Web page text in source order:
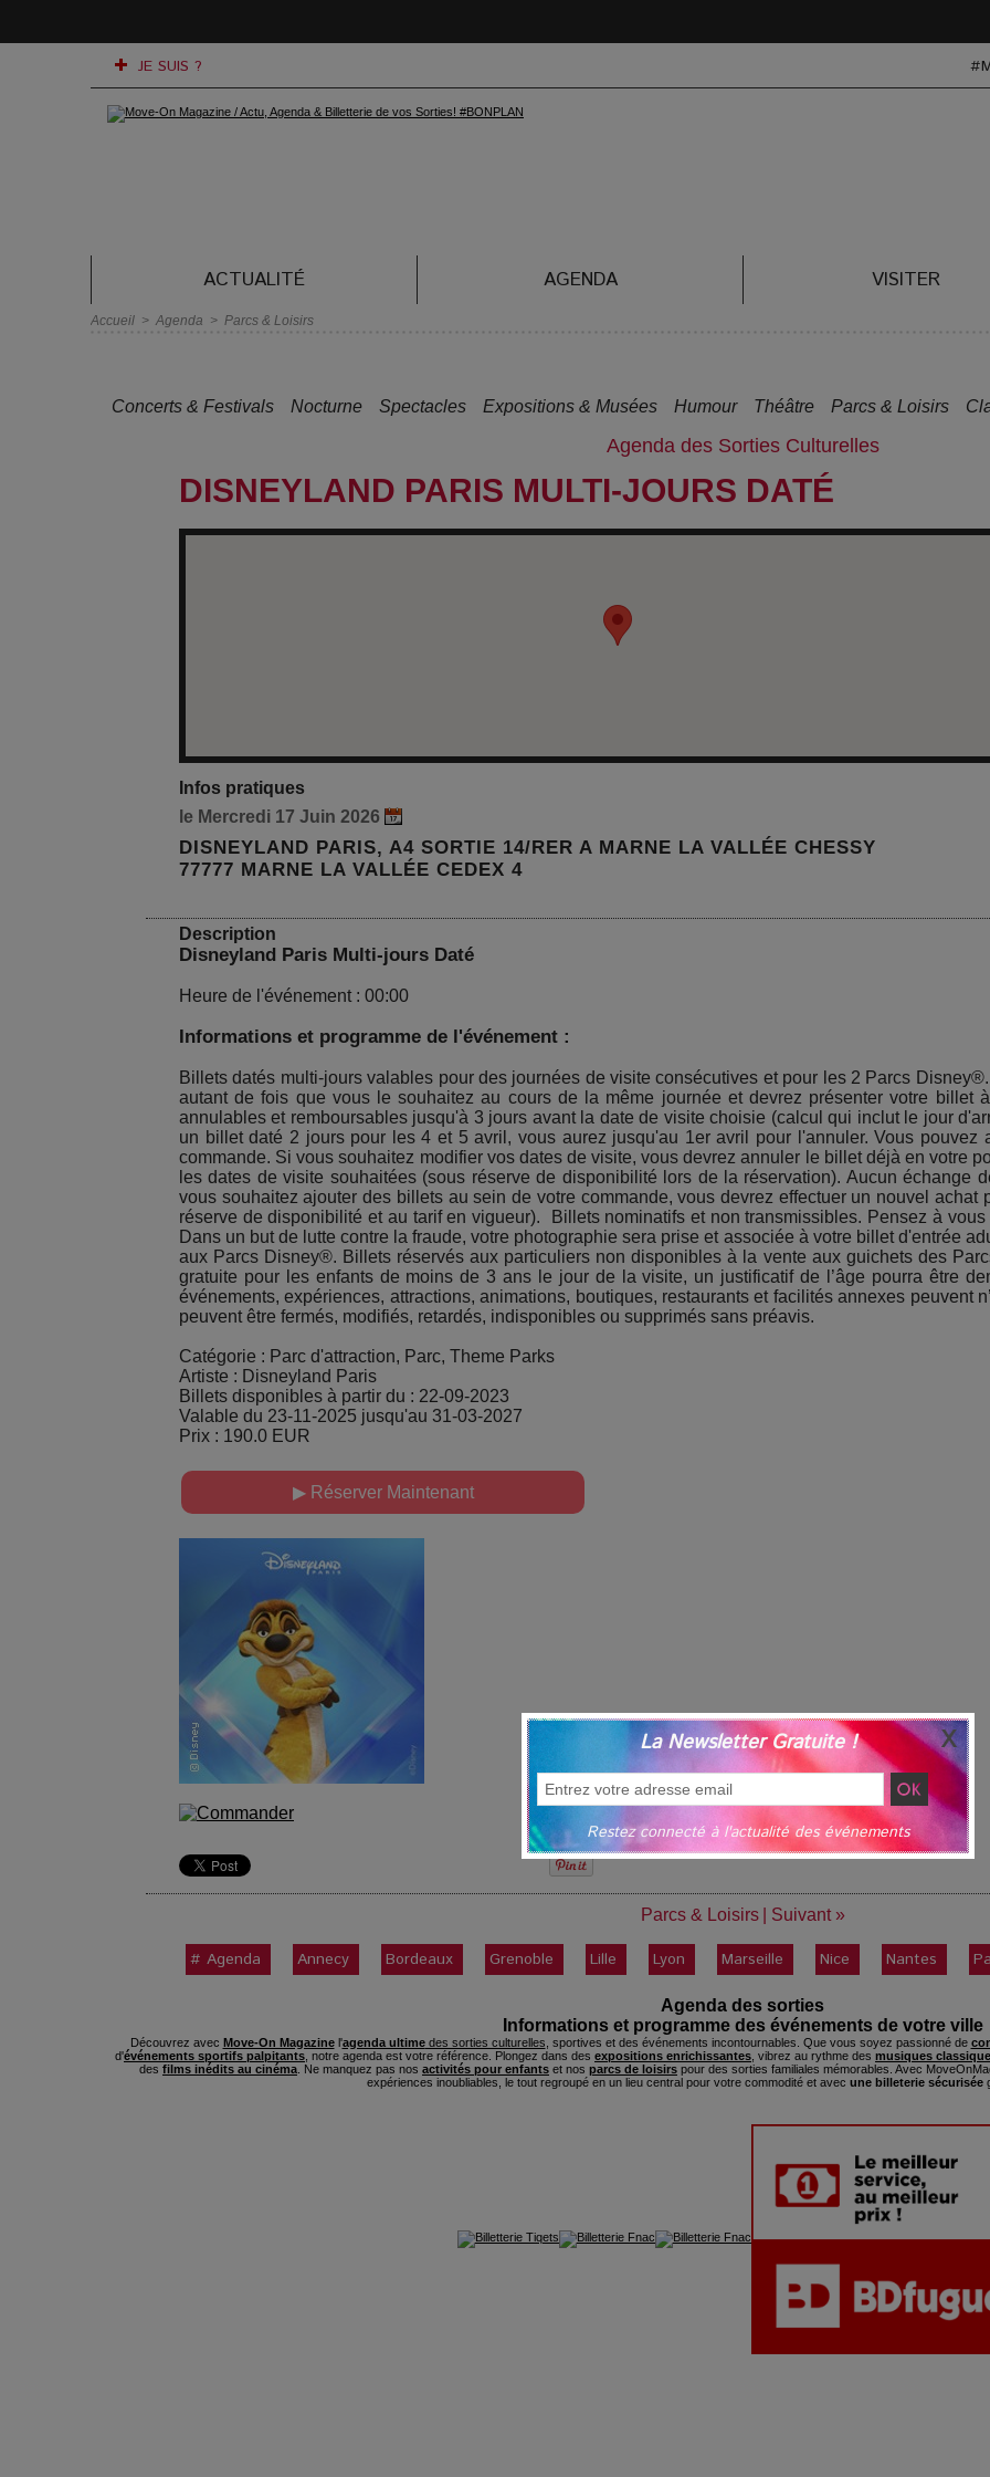
JE SUIS ?
ACTUALITÉ AGENDA VISITER
Accueil > Agenda > Parcs & Loisirs
Concerts & Festivals Nocturne Spectacles Expositions & Musées Humour Théâtre Parcs & Loisirs
Agenda des Sorties Culturelles
DISNEYLAND PARIS MULTI-JOURS DATÉ
Infos pratiques
le Mercredi 17 Juin 2026
DISNEYLAND PARIS, A4 SORTIE 14/RER A MARNE LA VALLÉE CHESSY
77777 MARNE LA VALLÉE CEDEX 4
Description
Disneyland Paris Multi-jours Daté
Heure de l'événement : 00:00
Informations et programme de l'événement :
Billets datés multi-jours valables pour des journées de visite consécutives et pour les 2 Parcs
autant de fois que vous le souhaitez au cours de la même journée et devrez présenter votre
annulables et remboursables jusqu'à 3 jours avant la date de visite choisie (calcul qui inclut le jour
un billet daté 2 jours pour les 4 et 5 avril, vous aurez jusqu'au 1er avril pour l'annuler. Vous pouvez
commande. Si vous souhaitez modifier vos dates de visite, vous devrez annuler le billet déjà en votre
les dates de visite souhaitées (sous réserve de disponibilité lors de la réservation). Aucun échange
vous souhaitez ajouter des billets au sein de votre commande, vous devrez effectuer un nouvel achat
réserve de disponibilité et au tarif en vigueur). Billets nominatifs et non transmissibles. Pensez à vous
Dans un but de lutte contre la fraude, votre photographie sera prise et associée à votre billet d'entrée
aux Parcs Disney®. Billets réservés aux particuliers non disponibles à la vente aux guichets des
gratuite pour les enfants de moins de 3 ans le jour de la visite, un justificatif de l’âge pourra être
événements, expériences, attractions, animations, boutiques, restaurants et facilités annexes peuvent
peuvent être fermés, modifiés, retardés, indisponibles ou supprimés sans préavis.
Catégorie : Parc d'attraction, Parc, Theme Parks
Artiste : Disneyland Paris
Billets disponibles à partir du : 22-09-2023
Valable du 23-11-2025 jusqu'au 31-03-2027
Prix : 190.0 EUR
▶ Réserver Maintenant
Parcs & Loisirs Suivant »
# Agenda Annecy Bordeaux Grenoble Lille Lyon Marseille Nice Nantes
Agenda des sorties
Informations et programme des événements de votre ville
Découvrez avec Move-On Magazinel'agenda ultimedes sorties culturelles , sportives et des événements incontournables. Que vous soyez passionné de
d'événements sportifs palpitants , notre agenda est votre référence. Plongez dans des expositions enrichissantes , vibrez au rythme des musiques
des films inédits au cinéma . Ne manquez pas nos activités pour enfants et nos parcs de loisirs pour des sorties familiales mémorables. Avec
expériences inoubliables, le tout regroupé en un lieu central pour votre commodité et avec une billeterie sécurisée
La Newsletter Gratuite !
Restez connecté à l'actualité des événements